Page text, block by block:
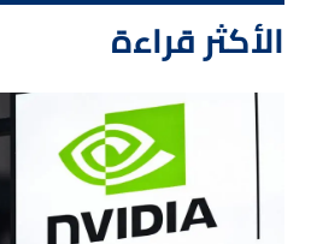
الأكثر قراءة